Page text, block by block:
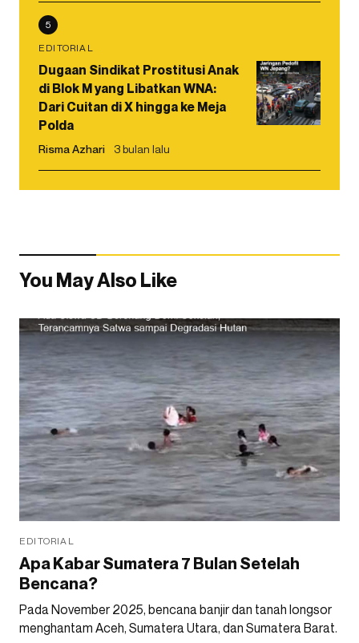
5
EDITORIAL
Dugaan Sindikat Prostitusi Anak
di Blok M yang Libatkan WNA:
Dari Cuitan di X hingga ke Meja
Polda
Risma Azhari 3 bulan lalu
You May Also Like
EDITORIAL
Apa Kabar Sumatera 7 Bulan Setelah
Bencana?
Pada November 2025, bencana banjir dan tanah longsor
menghantam Aceh, Sumatera Utara, dan Sumatera Barat.